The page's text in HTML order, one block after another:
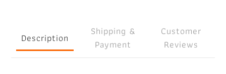
Description
Shipping &
Payment
Customer
Reviews